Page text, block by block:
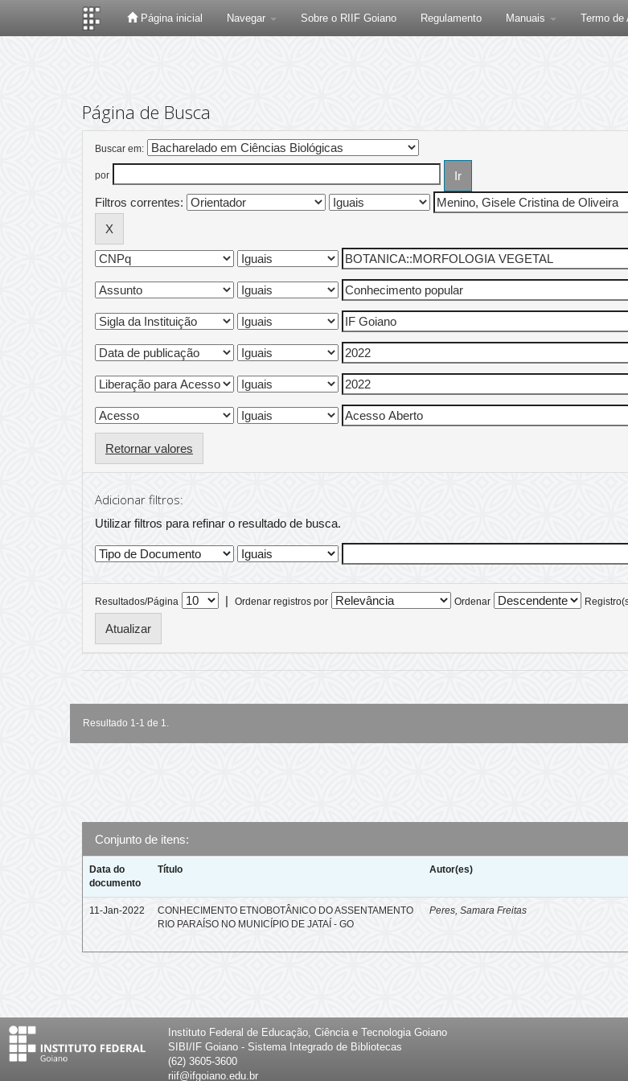
Página inicial Navegar Sobre o RIIF Goiano Regulamento Manuais Termo de
Página de Busca
Buscar em:
por
Filtros correntes:
Retornar valores
Adicionar filtros:
Utilizar filtros para refinar o resultado de busca.
Resultados/Página | Ordenar registros por Ordenar
Resultado 1-1 de 1.
Conjunto de itens:
Data do
documento
Título Autor(es)
11-Jan-2022
CONHECIMENTO ETNOBOTÂNICO DO ASSENTAMENTO
RIO PARAÍSO NO MUNICÍPIO DE JATAÍ - GO
Peres, Samara Freitas
Instituto Federal de Educação, Ciência e Tecnologia Goiano
SIBI/IF Goiano - Sistema Integrado de Bibliotecas
(62) 3605-3600
riif@ifgoiano.edu.br